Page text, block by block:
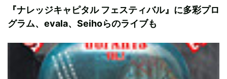
『ナレッジキャピタル フェスティバル』に多彩プロ
グラム、evala、Seihoらのライブも